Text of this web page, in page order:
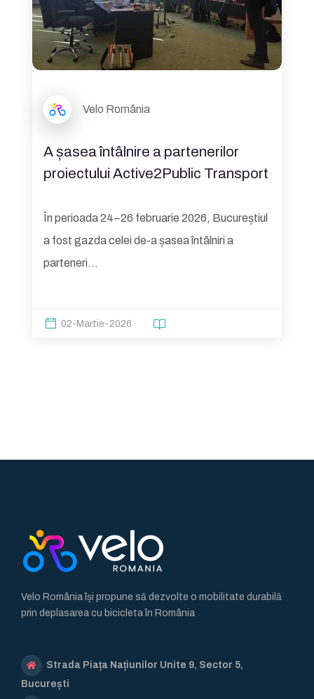
Velo România
A șasea întâlnire a partenerilor
proiectului Active2Public Transport
În perioada 24–26 februarie 2026, Bucureștiul
a fost gazda celei de-a șasea întâlniri a
parteneri...
02-Martie-2026
Velo România își propune să dezvolte o mobilitate durabilă
prin deplasarea cu bicicleta în România
Strada Piața Națiunilor Unite 9, Sector 5,
București